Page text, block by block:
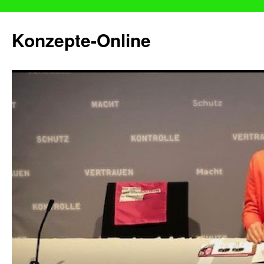
Konzepte-Online